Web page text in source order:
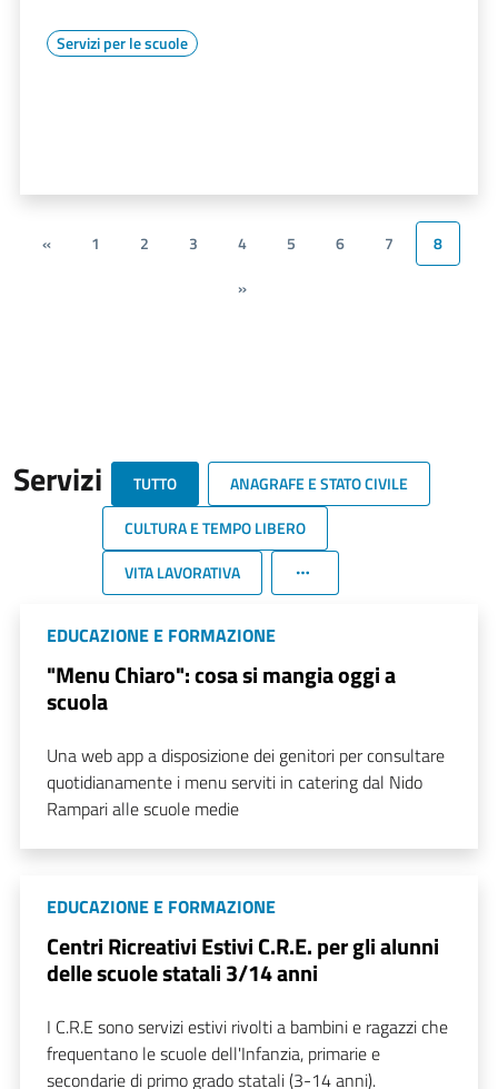
Servizi per le scuole
« 1 2 3 4 5 6 7
8
»
Servizi TUTTO
ANAGRAFE E STATO CIVILE
CULTURA E TEMPO LIBERO
VITA LAVORATIVA
EDUCAZIONE E FORMAZIONE
"Menu Chiaro": cosa si mangia oggi a
scuola
Una web app a disposizione dei genitori per consultare
quotidianamente i menu serviti in catering dal Nido
Rampari alle scuole medie
EDUCAZIONE E FORMAZIONE
Centri Ricreativi Estivi C.R.E. per gli alunni
delle scuole statali 3/14 anni
I C.R.E sono servizi estivi rivolti a bambini e ragazzi che
frequentano le scuole dell'Infanzia, primarie e
secondarie di primo grado statali (3-14 anni).